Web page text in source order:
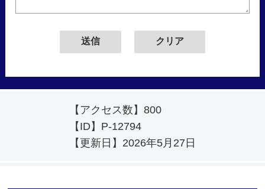
【アクセス数】 800
【ID】 P-12794
【更新日】 2026年5月27日